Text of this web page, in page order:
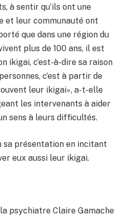
à sentir qu’ils ont une
et leur communauté ont
que dans une région du
plus de 100 ans, il est
ikigai, c’est-à-dire sa raison
c’est à partir de
leur ikigai», a-t-elle
les intervenants à aider
sens à leurs difficultés.
sa présentation en incitant
eux aussi leur ikigai.
psychiatre Claire Gamache